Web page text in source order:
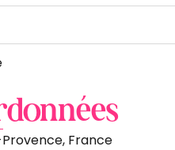
France